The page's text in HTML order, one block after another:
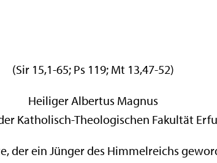
(Sir 15,1-65; Ps 119; Mt 13,47-52)
Heiliger Albertus Magnus
Katholisch-Theologischen Fakultät
der ein Jünger des Himmelreichs